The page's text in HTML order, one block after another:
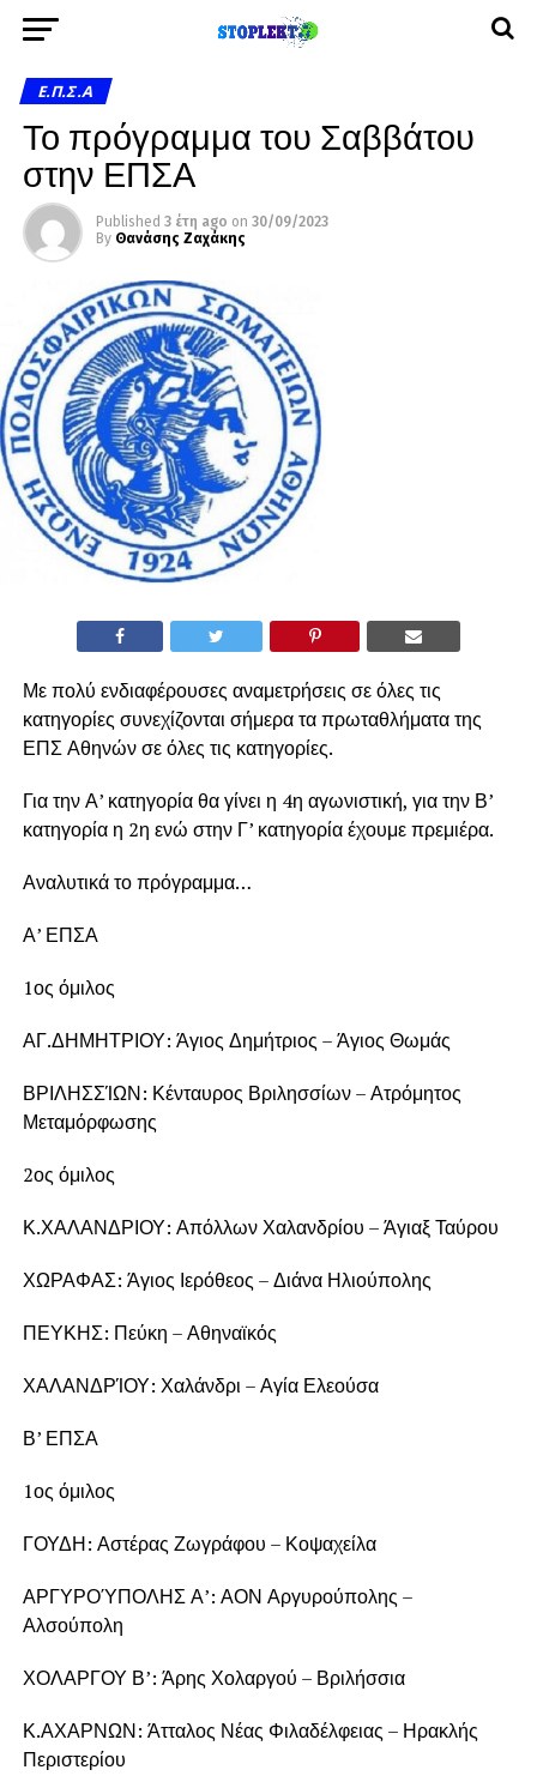
Ε.Π.Σ.Α
Το πρόγραμμα του Σαββάτου
στην ΕΠΣΑ
Published 3 έτη ago on 30/09/2023
By Θανάσης Ζαχάκης
Με πολύ ενδιαφέρουσες αναμετρήσεις σε όλες τις
κατηγορίες συνεχίζονται σήμερα τα πρωταθλήματα της
ΕΠΣ Αθηνών σε όλες τις κατηγορίες.
Για την Α’ κατηγορία θα γίνει η 4η αγωνιστική, για την Β’
κατηγορία η 2η ενώ στην Γ’ κατηγορία έχουμε πρεμιέρα.
Αναλυτικά το πρόγραμμα…
Α’ ΕΠΣΑ
1ος όμιλος
ΑΓ.ΔΗΜΗΤΡΙΟΥ: Άγιος Δημήτριος – Άγιος Θωμάς
ΒΡΙΛΗΣΣΊΩΝ: Κένταυρος Βριλησσίων – Ατρόμητος
Μεταμόρφωσης
2ος όμιλος
Κ.ΧΑΛΑΝΔΡΙΟΥ: Απόλλων Χαλανδρίου – Άγιαξ Ταύρου
ΧΩΡΑΦΑΣ: Άγιος Ιερόθεος – Διάνα Ηλιούπολης
ΠΕΥΚΗΣ: Πεύκη – Αθηναϊκός
ΧΑΛΑΝΔΡΊΟΥ: Χαλάνδρι – Αγία Ελεούσα
Β’ ΕΠΣΑ
1ος όμιλος
ΓΟΥΔΗ: Αστέρας Ζωγράφου – Κοψαχείλα
ΑΡΓΥΡΟΎΠΟΛΗΣ Α’: ΑΟΝ Αργυρούπολης –
Αλσούπολη
ΧΟΛΑΡΓΟΥ Β’: Άρης Χολαργού – Βριλήσσια
Κ.ΑΧΑΡΝΩΝ: Άτταλος Νέας Φιλαδέλφειας – Ηρακλής
Περιστερίου